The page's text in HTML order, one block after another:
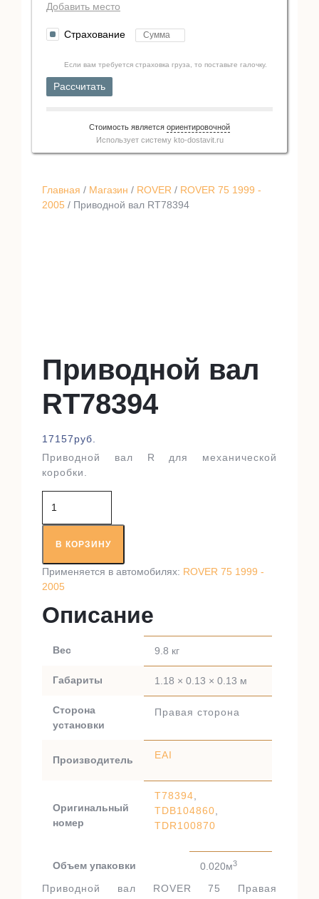
Главная / Магазин / ROVER / ROVER 75 1999 -
2005 / Приводной вал RT78394
Приводной вал
RT78394
17157руб.
Приводной вал R для механической
коробки.
товара
Приводной
валВ КОРЗИНУ
Применяется в автомобилях: ROVER 75 1999 -
2005
Описание
Вес 9.8 кг
Габариты 1.18 × 0.13 × 0.13 м
Сторона
установки
Правая сторона
Производитель EAI
Оригинальный
номер
T78394
TDB104860
TDR100870
Объем упаковки 0.020м3
Приводной вал ROVER 75 Правая
Добавить место
Страхование
Если вам требуется страховка груза, то поставьте галочку.
Рассчитать
Стоимость является ориентировочной
Использует систему kto-dostavit.ru